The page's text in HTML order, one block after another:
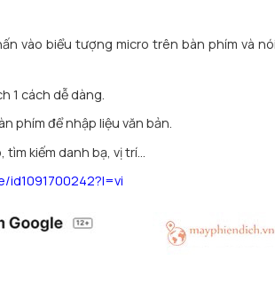
vào biểu tượng micro trên bàn phím và
1 cách dễ dàng.
phím để nhập liệu văn bản.
kiếm danh bạ, vị trí…